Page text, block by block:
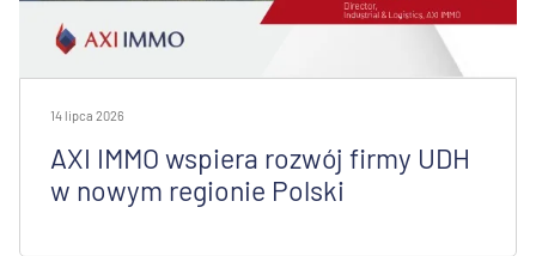
14 lipca 2026
AXI IMMO wspiera rozwój firmy UDH
w nowym regionie Polski